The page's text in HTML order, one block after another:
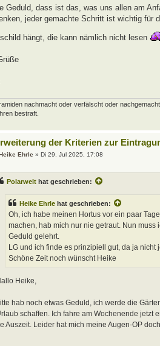
Geduld, dass ist das, was uns allen am
jeder gemachte Schritt ist wichtig für
hängt, die kann nämlich nicht lesen
nachmacht oder verfälscht oder
bestraft.
der Kriterien zur
Ehrle» Di 29. Jul 2025, 17:08
Polarwelt hat geschrieben:
Heike Ehrle hat geschrieben:
Oh, ich habe meinen Hortus vor ein paar
machen, hab mich nur nie getraut. Nun
Geduld gelehrt.
LG und ich finde es prinzipiell gut, da ja nicht
Schöne Zeit noch wünscht Heike
Heike,
hab noch etwas Geduld, ich werde die
schaffen. Ich fahre am Wochenende jetzt
Auszeit. Leider hat mich meine Augen-OP